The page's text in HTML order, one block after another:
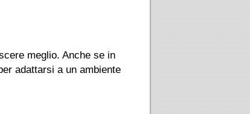
meglio. Anche se in
adattarsi a un ambiente